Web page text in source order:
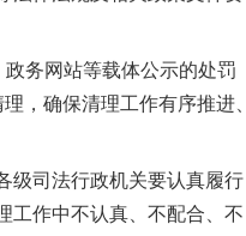
务网站等载体公示的处罚
，确保清理工作有序推进、
司法行政机关要认真履行
工作中不认真、不配合、不
受贿1.44亿！段成刚被判无期